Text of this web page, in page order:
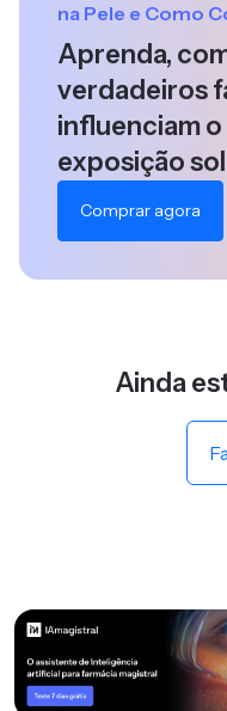
na Pele e Como
Aprenda,
verdadeiros
influenciam o
exposição
Comprar agora
Ainda